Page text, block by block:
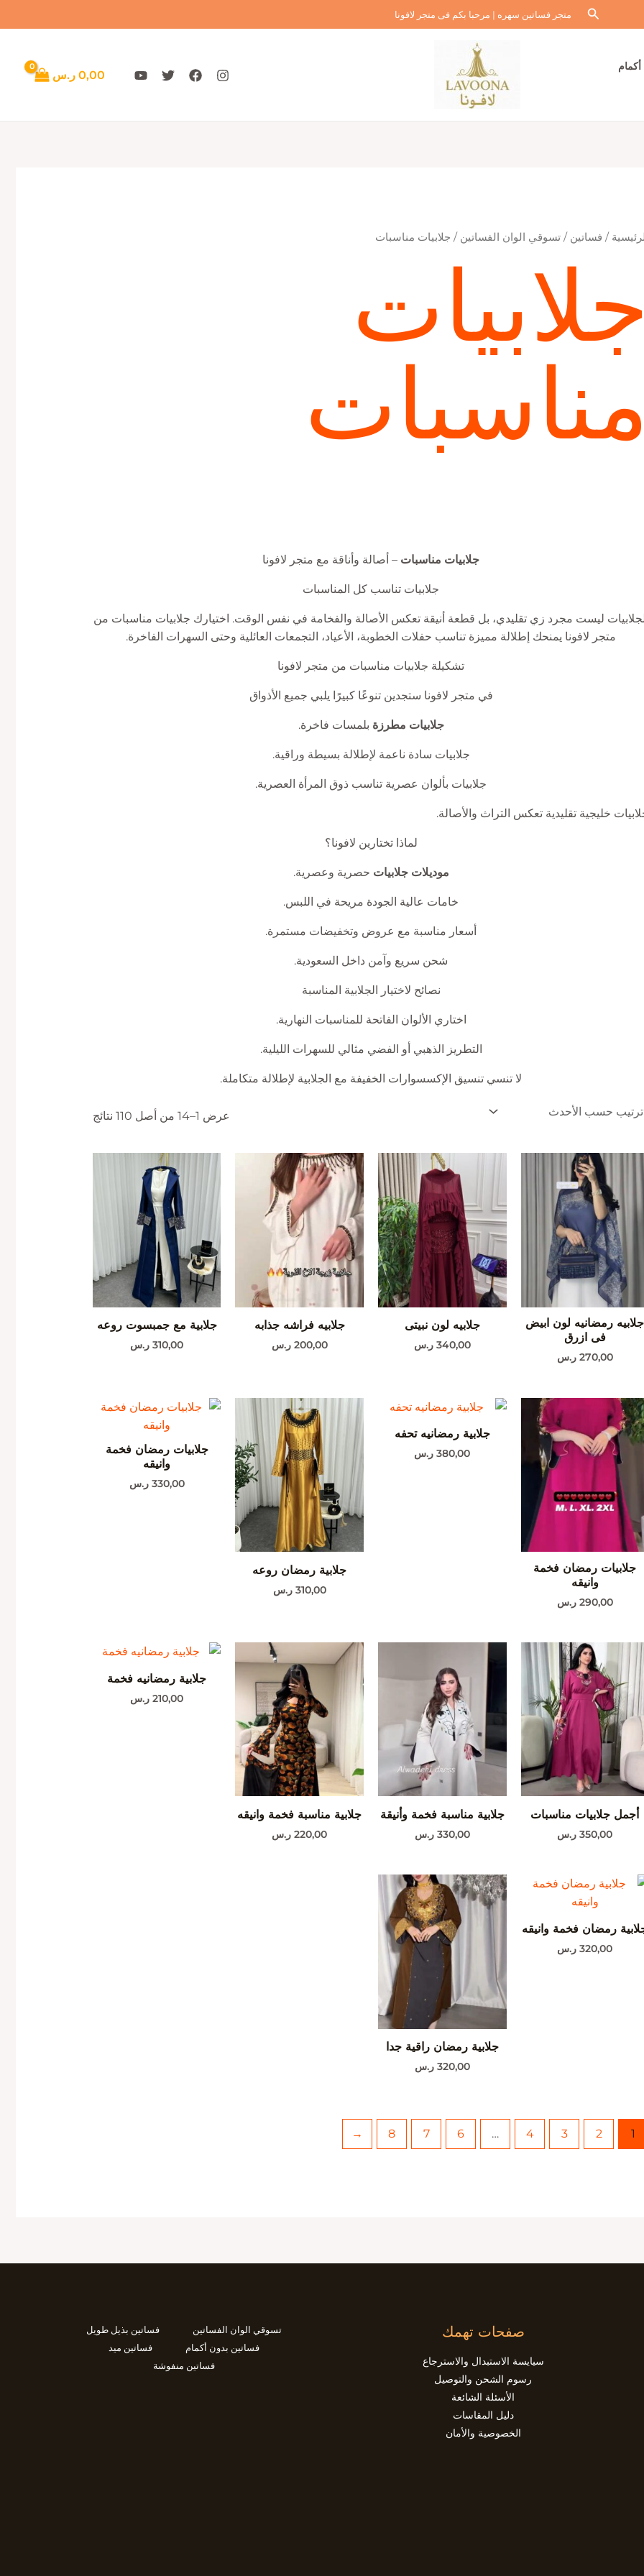
البحثمتجر فساتين سهره | مرحبا بكم فى متجر لافونا
0,00 ر.س
/ فساتين / تسوقي الوان الفساتين / جلابيات مناسبات
جلابيات مناسبات – أصالة وأناقة مع متجر لافونا
جلابيات تناسب كل المناسبات
ليست مجرد زي تقليدي، بل قطعة أنيقة تعكس الأصالة والفخامة في نفس الوقت. اختيارك جلابيات مناسبات من
متجر لافونا يمنحك إطلالة مميزة تناسب حفلات الخطوبة، الأعياد، التجمعات العائلية وحتى السهرات الفاخرة.
تشكيلة جلابيات مناسبات من متجر لافونا
في متجر لافونا ستجدين تنوعًا كبيرًا يلبي جميع الأذواق
جلابيات مطرزة بلمسات فاخرة.
جلابيات سادة ناعمة لإطلالة بسيطة وراقية.
جلابيات بألوان عصرية تناسب ذوق المرأة العصرية.
خليجية تقليدية تعكس التراث والأصالة.
لماذا تختارين لافونا؟
موديلات جلابيات حصرية وعصرية.
خامات عالية الجودة مريحة في اللبس.
أسعار مناسبة مع عروض وتخفيضات مستمرة.
شحن سريع وآمن داخل السعودية.
نصائح لاختيار الجلابية المناسبة
اختاري الألوان الفاتحة للمناسبات النهارية.
التطريز الذهبي أو الفضي مثالي للسهرات الليلية.
لا تنسي تنسيق الإكسسوارات الخفيفة مع الجلابية لإطلالة متكاملة.
عرض 1–14 من أصل 110 نتائج
حسب
جلابيه رمضانيه لون ابيض
فى ازرق
270,00 ر.س
جلابيه لون نبيتى
340,00 ر.س
جلابيه فراشه جذابه
200,00 ر.س
جلابية مع جمبسوت روعه
310,00 ر.س
جلابيات رمضان فخمة
وانيقه
290,00 ر.س
جلابية رمضانيه تحفه
380,00 ر.س
جلابية رمضان روعه
310,00 ر.س
جلابيات رمضان فخمة
وانيقه
330,00 ر.س
أجمل جلابيات مناسبات
350,00 ر.س
جلابية مناسبة فخمة وأنيقة
330,00 ر.س
جلابية مناسبة فخمة وانيقه
220,00 ر.س
جلابية رمضانيه فخمة
210,00 ر.س
رمضان فخمة وانيقه
320,00 ر.س
جلابية رمضان راقية جدا
320,00 ر.س
1
2
3
4
…
6
7
8
←
صفحات تهمك
سيايسة الاستبدال والاسترجاع
رسوم الشحن والتوصيل
الأسئلة الشائعة
دليل المقاسات
الخصوصية والأمان
تسوقي الوان الفساتين
فساتين بذيل طويل
فساتين بدون أكمام
فساتين ميد
فساتين منفوشة